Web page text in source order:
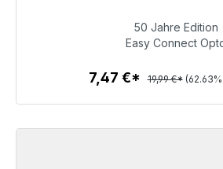
7,47 €
Zum Artikel
50 Jahre Edition
Easy Connect
7,47 €* 19,99 €*